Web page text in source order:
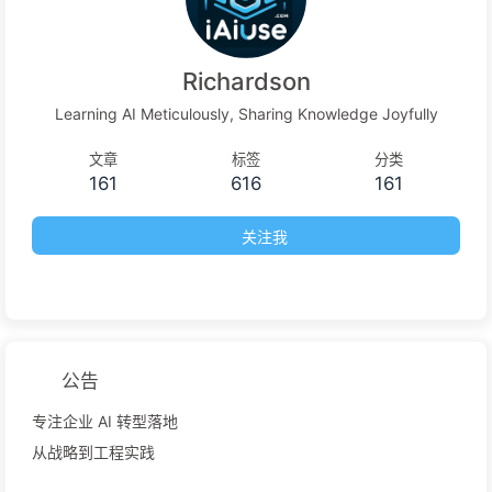
Richardson
Learning AI Meticulously, Sharing Knowledge Joyfully
文章
161
标签
616
分类
161
关注我
公告
专注企业 AI 转型落地
从战略到工程实践